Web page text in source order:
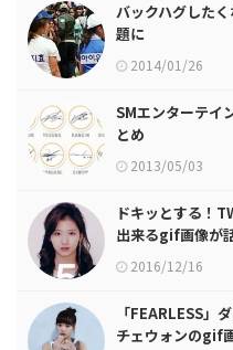
バックハグした
題に
2014/01/26
SMエンターテイ
とめ
2013/05/03
ドキッとする！
出来るgif画像が
2016/12/16
「FEARLESS」
チェウォンのgif